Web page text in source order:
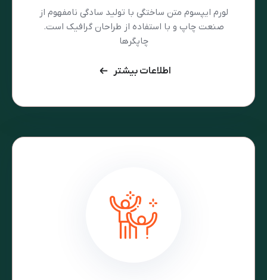
لورم ایپسوم متن ساختگی با تولید سادگی نامفهوم از
صنعت چاپ و با استفاده از طراحان گرافیک است.
چاپگرها
اطلاعات بیشتر